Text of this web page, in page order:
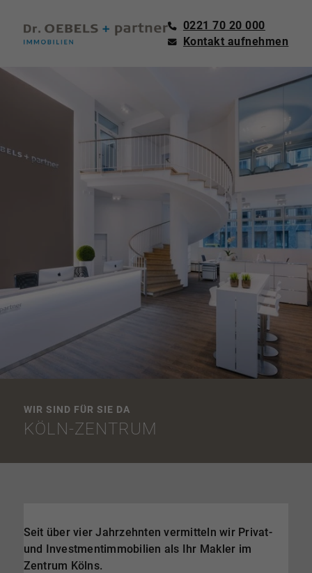
0221 70 20 000
Kontakt aufnehmen
WIR SIND FÜR SIE DA
KÖLN-ZENTRUM
Seit über vier Jahrzehnten vermitteln wir Privat-
und Investmentimmobilien als Ihr Makler im
Zentrum Kölns.